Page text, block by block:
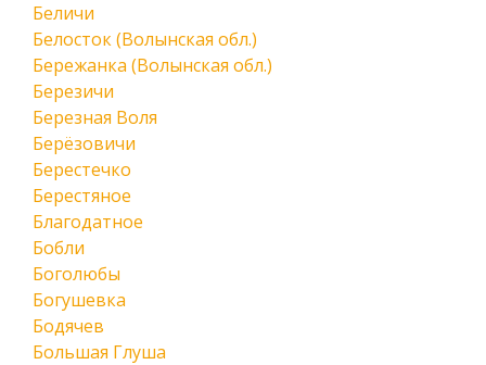
Беличи
Белосток (Волынская обл.)
Бережанка (Волынская обл.)
Березичи
Березная Воля
Берёзовичи
Берестечко
Берестяное
Благодатное
Бобли
Боголюбы
Богушевка
Бодячев
Большая Глуша